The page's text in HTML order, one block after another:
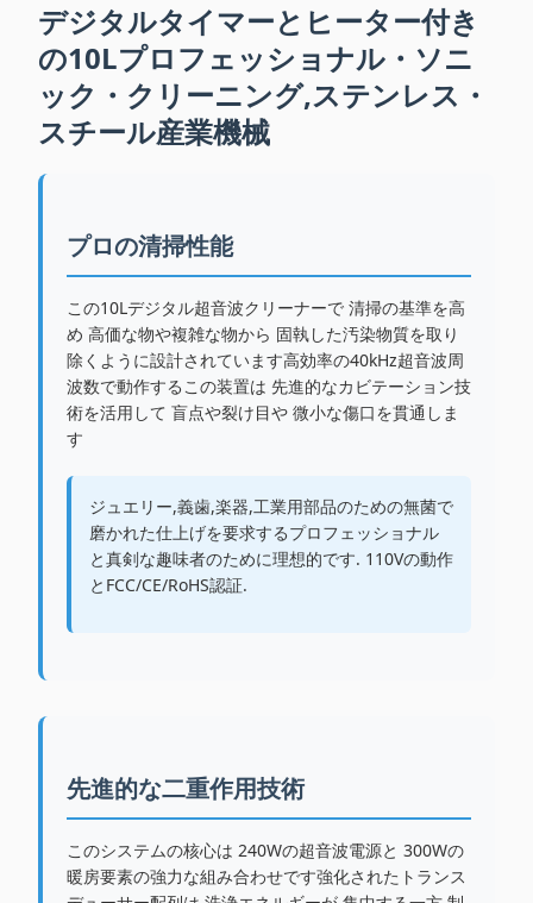
デジタルタイマーとヒーター付き
の10Lプロフェッショナル・ソニ
ック・クリーニング,ステンレス・
スチール産業機械
プロの清掃性能
この10Lデジタル超音波クリーナーで 清掃の基準を高
め 高価な物や複雑な物から 固執した汚染物質を取り
除くように設計されています高効率の40kHz超音波周
波数で動作するこの装置は 先進的なカビテーション技
術を活用して 盲点や裂け目や 微小な傷口を貫通しま
す
ジュエリー,義歯,楽器,工業用部品のための無菌で
磨かれた仕上げを要求するプロフェッショナル
と真剣な趣味者のために理想的です. 110Vの動作
とFCC/CE/RoHS認証.
先進的な二重作用技術
このシステムの核心は 240Wの超音波電源と 300Wの
暖房要素の強力な組み合わせです強化されたトランス